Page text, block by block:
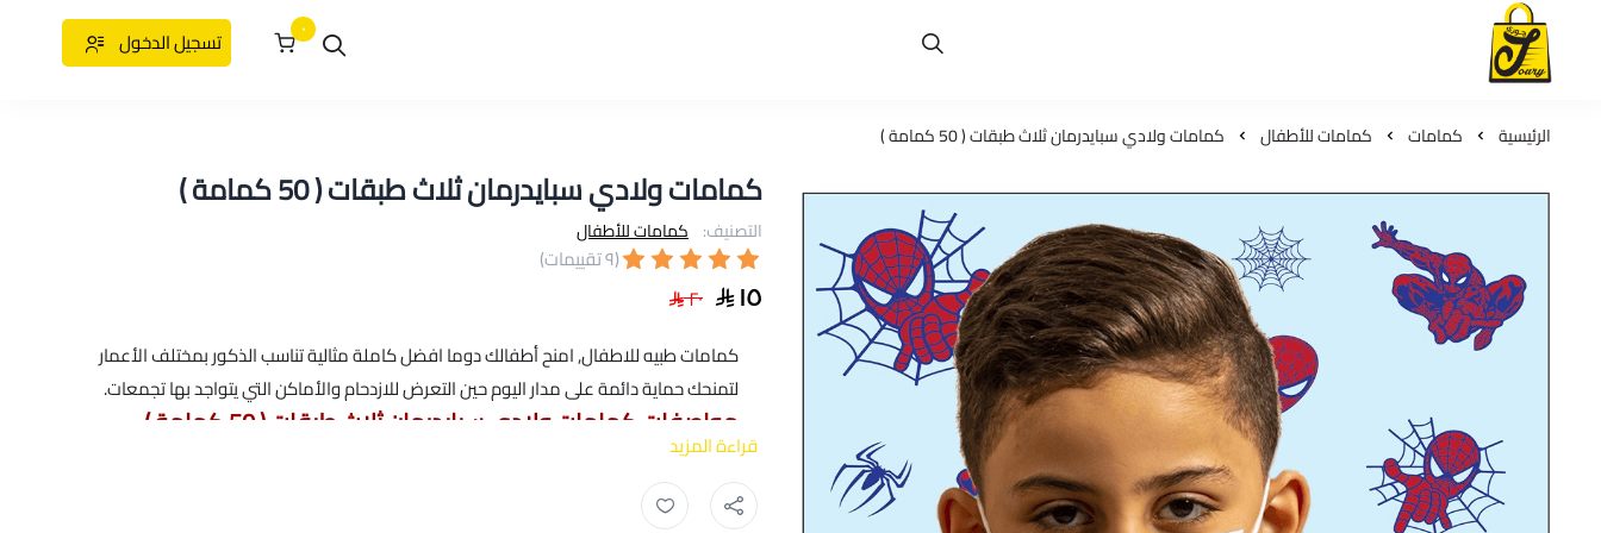
لمسات جوري
٠ تسجيل الدخول
الرئيسية كمامات كمامات للأطفال كمامات ولادي سبايدرمان ثلاث طبقات ( 50 كمامة )
كمامات ولادي سبايدرمان ثلاث طبقات ( 50 كمامة )
التصنيف: كمامات للأطفال
(٩ تقييمات)
١٥ ٢٠
كمامات طبيه للاطفال, امنح أطفالك دوما افضل كاملة مثالية تناسب الذكور بمختلف الأعمار
لتمنحك حماية دائمة على مدار اليوم حين التعرض للازدحام والأماكن التي يتواجد بها تجمعات.
مواصفات كمامات ولادي سبايدرمان ثلاث طبقات ( 50 كمامة )
اسم المنتج : كمامات طبيه للاطفال
النوع : كمامات يونيفورم
اللون :كمامه زرقاء
قراءة المزيد
كمامات يونيفورم ,